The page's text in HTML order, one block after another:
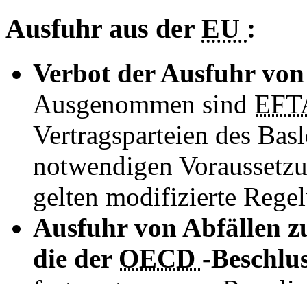
Ausfuhr aus der EU :
Verbot der Ausfuhr
Ausgenommen sind
Vertragsparteien des
notwendigen
gelten modifizierte
Ausfuhr von Abfällen
die der OECD -